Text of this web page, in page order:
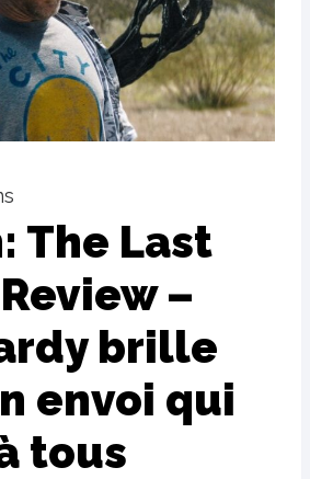
The Last
–
brille
envoi qui
tous